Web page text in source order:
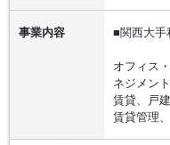
事業内容 ■関西大手
オフィス
ネジメン
賃貸、戸
賃貸管理